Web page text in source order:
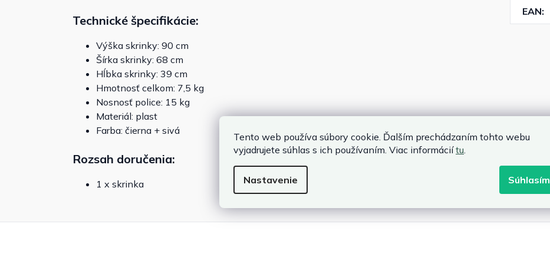
Tento web používa súbory cookie. Ďalším prechádzaním tohto webu
vyjadrujete súhlas s ich používaním. Viac informáciítu
Nastavenie Súhlasím
Technické špecifikácie:
Výška skrinky: 90 cm
Šírka skrinky: 68 cm
Hĺbka skrinky: 39 cm
Hmotnosť celkom: 7,5 kg
Nosnosť police: 15 kg
Materiál: plast
Farba: čierna + sivá
Rozsah doručenia:
1 x skrinka
EAN: